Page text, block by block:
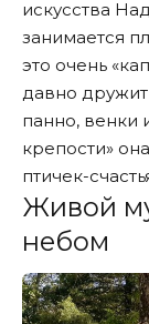
искусства
занимается
это очень
давно дружит
панно, венки
крепости»
птичек-
Живой
небом